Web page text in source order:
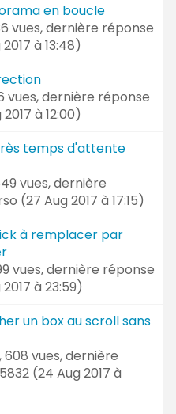
en boucle
vues, dernière réponse
à 13:48)
vues, dernière réponse
à 12:00)
temps d'attente
vues, dernière
(27 Aug 2017 à 17:15)
à remplacer par
vues, dernière réponse
à 23:59)
un box au scroll sans
, 608 vues, dernière
(24 Aug 2017 à